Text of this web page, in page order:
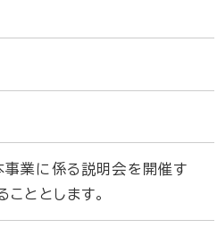
業に係る説明会を開催す
ととします。